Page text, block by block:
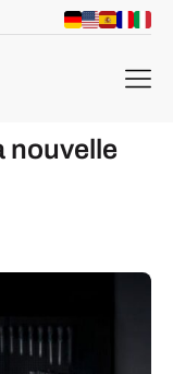
menu
nouvelle